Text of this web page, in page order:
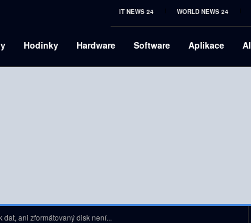
IT NEWS 24 WORLD NEWS 24
Hodinky Hardware Software Aplikace AI
ani zformátovaný disk není...